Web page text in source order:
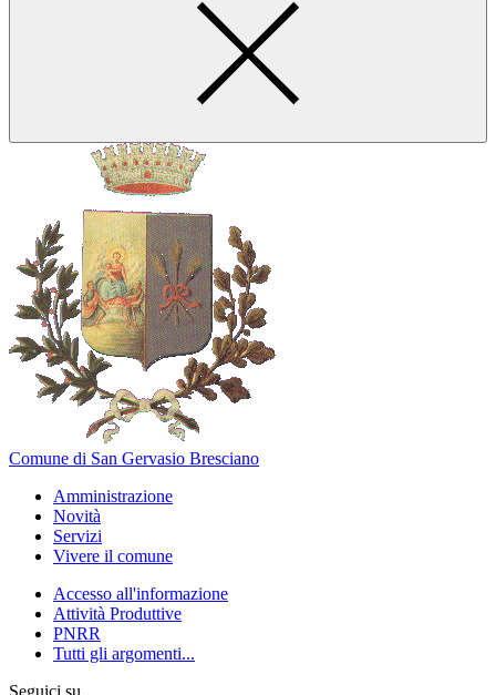
Comune di San Gervasio Bresciano
Amministrazione
Novità
Servizi
Vivere il comune
Accesso all'informazione
Attività Produttive
PNRR
Tutti gli argomenti...
Seguici su